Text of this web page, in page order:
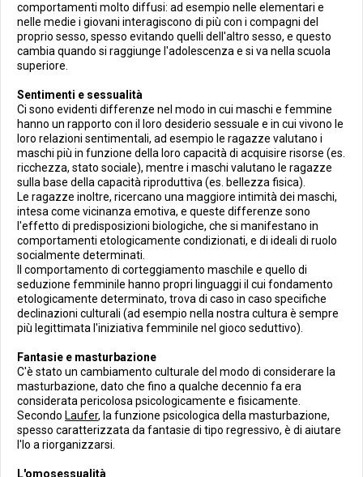
comportamenti molto diffusi: ad esempio nelle elementari e
nelle medie i giovani interagiscono di più con i compagni del
proprio sesso, spesso evitando quelli dell'altro sesso, e questo
cambia quando si raggiunge l'adolescenza e si va nella scuola
superiore.
Sentimenti e sessualità
Ci sono evidenti differenze nel modo in cui maschi e femmine
hanno un rapporto con il loro desiderio sessuale e in cui vivono le
loro relazioni sentimentali, ad esempio le ragazze valutano i
maschi più in funzione della loro capacità di acquisire risorse (es.
ricchezza, stato sociale), mentre i maschi valutano le ragazze
sulla base della capacità riproduttiva (es. bellezza fisica).
Le ragazze inoltre, ricercano una maggiore intimità dei maschi,
intesa come vicinanza emotiva, e queste differenze sono
l'effetto di predisposizioni biologiche, che si manifestano in
comportamenti etologicamente condizionati, e di ideali di ruolo
socialmente determinati.
Il comportamento di corteggiamento maschile e quello di
seduzione femminile hanno propri linguaggi il cui fondamento
etologicamente determinato, trova di caso in caso specifiche
declinazioni culturali (ad esempio nella nostra cultura è sempre
più legittimata l'iniziativa femminile nel gioco seduttivo).
Fantasie e masturbazione
C'è stato un cambiamento culturale del modo di considerare la
masturbazione, dato che fino a qualche decennio fa era
considerata pericolosa psicologicamente e fisicamente.
Secondo Laufer, la funzione psicologica della masturbazione,
spesso caratterizzata da fantasie di tipo regressivo, è di aiutare
l'Io a riorganizzarsi.
L'omosessualità